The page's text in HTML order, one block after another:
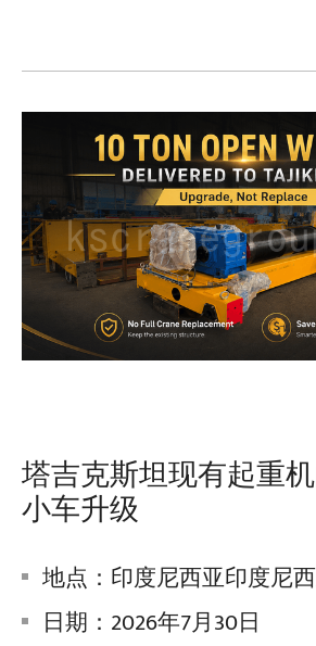
塔吉克斯坦现有起重
小车升级
地点：印度尼西亚印度尼
日期：2026年7月30日